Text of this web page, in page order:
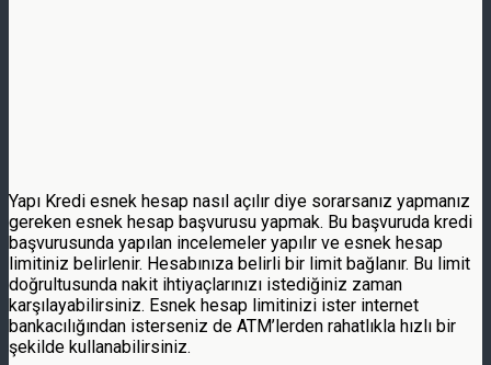
Yapı Kredi esnek hesap nasıl açılır diye sorarsanız yapmanız
gereken esnek hesap başvurusu yapmak. Bu başvuruda kredi
başvurusunda yapılan incelemeler yapılır ve esnek hesap
limitiniz belirlenir. Hesabınıza belirli bir limit bağlanır. Bu limit
doğrultusunda nakit ihtiyaçlarınızı istediğiniz zaman
karşılayabilirsiniz. Esnek hesap limitinizi ister internet
bankacılığından isterseniz de ATM’lerden rahatlıkla hızlı bir
şekilde kullanabilirsiniz.